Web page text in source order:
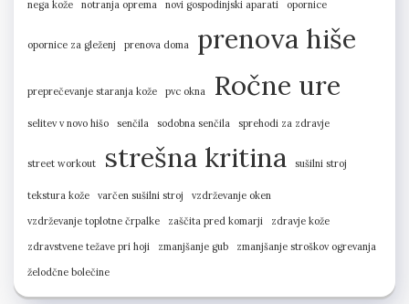
nega kože
notranja oprema novi gospodinjski aparati opornice
opornice za gleženj prenova doma prenova hiše
preprečevanje staranja kože pvc okna Ročne ure
selitev v novo hišo senčila sodobna senčila sprehodi za zdravje
street workout strešna kritina sušilni stroj
tekstura kože varčen sušilni stroj
vzdrževanje oken
vzdrževanje toplotne črpalke
zaščita pred komarji
zdravje kože
zdravstvene težave pri hoji
zmanjšanje gub
zmanjšanje stroškov ogrevanja
želodčne bolečine